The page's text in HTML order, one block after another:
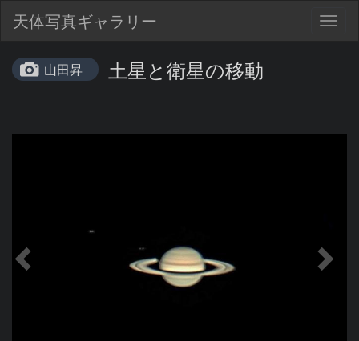
天体写真ギャラリー
山田昇 土星と衛星の移動